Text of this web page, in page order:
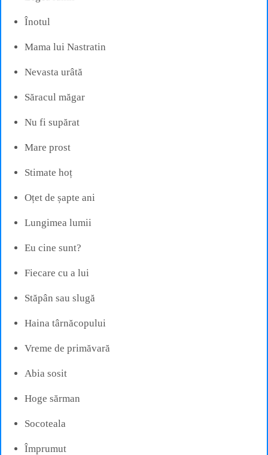
Înotul
Mama lui Nastratin
Nevasta urâtă
Săracul măgar
Nu fi supărat
Mare prost
Stimate hoț
Oțet de șapte ani
Lungimea lumii
Eu cine sunt?
Fiecare cu a lui
Stăpân sau slugă
Haina târnăcopului
Vreme de primăvară
Abia sosit
Hoge sărman
Socoteala
Împrumut